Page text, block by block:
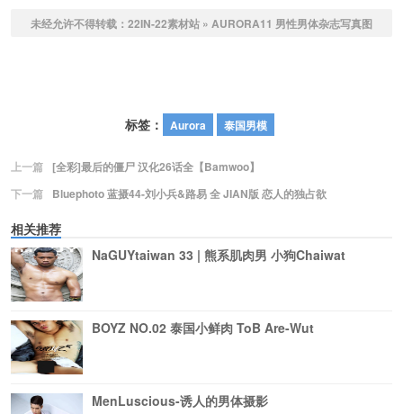
未经允许不得转载： 22IN-22素材站 » AURORA11 男性男体杂志写真图
标签： Aurora 泰国男模
上一篇
[全彩]最后的僵尸 汉化26话全【Bamwoo】
下一篇
Bluephoto 蓝摄44-刘小兵&路易 全 JIAN版 恋人的独占欲
相关推荐
NaGUYtaiwan 33 | 熊系肌肉男 小狗Chaiwat
BOYZ NO.02 泰国小鲜肉 ToB Are-Wut
MenLuscious-诱人的男体摄影